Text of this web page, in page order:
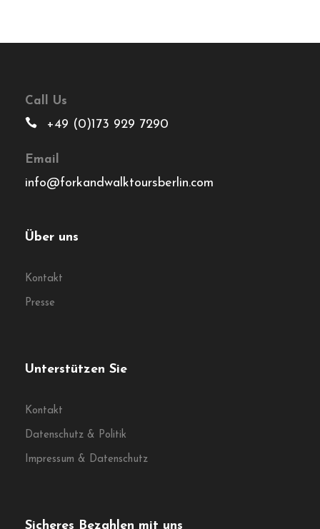
Call Us
+49 (0)173 929 7290
Email
info@forkandwalktoursberlin.com
Über uns
Kontakt
Presse
Unterstützen Sie
Kontakt
Datenschutz & Politik
Impressum & Datenschutz
Sicheres Bezahlen mit uns